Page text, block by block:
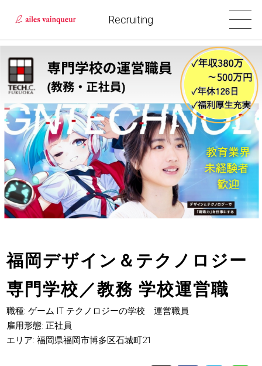
Recruiting
福岡デザイン＆テクノロジー
専門学校／教務 学校運営職
職種: ゲーム IT テクノロジーの学校 運営職員
雇用形態: 正社員
エリア: 福岡県福岡市博多区石城町21